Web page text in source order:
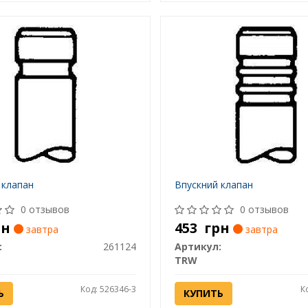
0 отзывов
завтра
261124
Код: 526346-3
Впускний клапан
0 отзывов
453 грн
завтра
Артикул:
TRW
КУПИТЬ